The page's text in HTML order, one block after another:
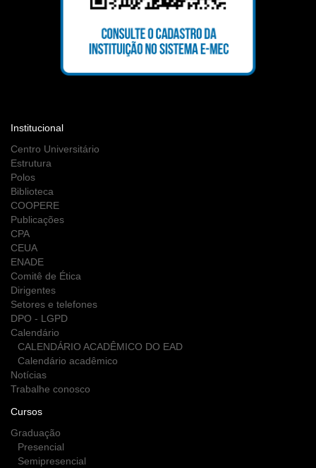
Institucional
Centro Universitário
Estrutura
Polos
Biblioteca
COOPERE
Publicações
CPA
CEUA
ENADE
Comitê de Ética
Dirigentes
Setores e telefones
DPO - LGPD
Calendário
CALENDÁRIO ACADÊMICO DO EAD
Calendário acadêmico
Notícias
Trabalhe conosco
Cursos
Graduação
Presencial
Semipresencial